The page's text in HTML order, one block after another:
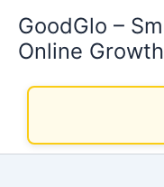
content
GoodGlo –
Online